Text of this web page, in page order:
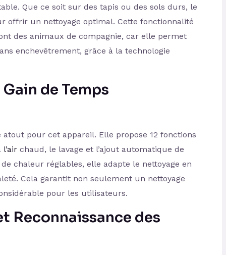
Que ce soit sur des tapis ou des sols durs, le
offrir un nettoyage optimal. Cette fonctionnalité
des animaux de compagnie, car elle permet
enchevêtrement, grâce à la technologie
de Temps
pour cet appareil. Elle propose 12 fonctions
l’air chaud, le lavage et l’ajout automatique de
chaleur réglables, elle adapte le nettoyage en
Cela garantit non seulement un nettoyage
pour les utilisateurs.
Reconnaissance des